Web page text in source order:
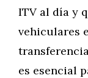
ITV al día y
vehiculares
es esencial